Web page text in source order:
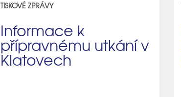
TISKOVÉ ZPRÁVY
Informace k
přípravnému utkání v
Klatovech